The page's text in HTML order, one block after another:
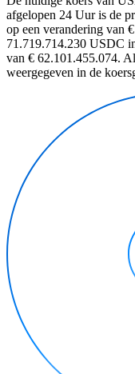
afgelopen 24 Uur is de
op een verandering van
71.719.714.230 USDC
van € 62.101.455.074.
weergegeven in de